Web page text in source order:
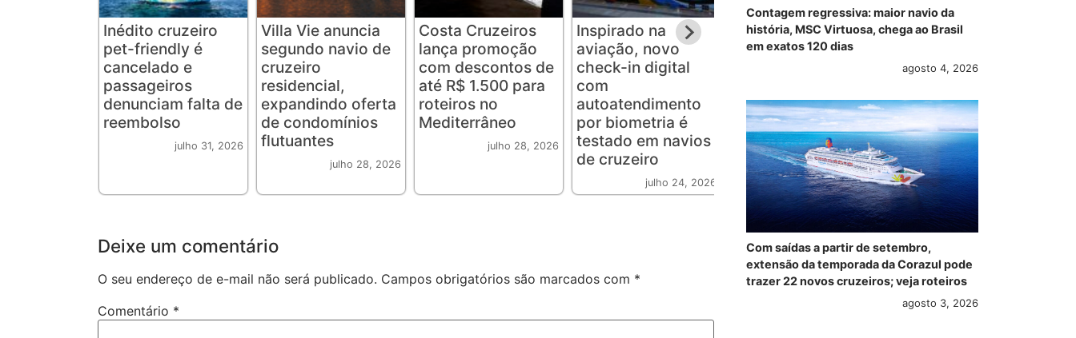
Inédito cruzeiro
pet-friendly é
cancelado e
passageiros
denunciam falta de
reembolso
julho 31, 2026
Villa Vie anuncia
segundo navio de
cruzeiro
residencial,
expandindo oferta
de condomínios
flutuantes
julho 28, 2026
Costa Cruzeiros
lança promoção
com descontos de
até R$ 1.500 para
roteiros no
Mediterrâneo
julho 28, 2026
Inspirado na
aviação, novo
check-in digital
com
autoatendimento
por biometria é
testado em navios
de cruzeiro
julho 24, 2026
Com roteiros na
Europa durante o
Grécia e Turquia
em 2028
julho 23, 2026
Costa Serena inicia
despedida na Ásia
América do Sul
julho 18, 2026
Deixe um comentário
O seu endereço de e-mail não será publicado. Campos obrigatórios são marcados com *
Comentário *
Contagem regressiva: maior navio da
história, MSC Virtuosa, chega ao Brasil
em exatos 120 dias
agosto 4, 2026
Com saídas a partir de setembro,
extensão da temporada da Corazul pode
trazer 22 novos cruzeiros; veja roteiros
agosto 3, 2026